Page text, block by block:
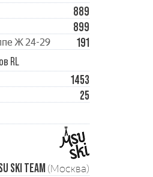
889
899
Ж 24-29
191
RL
1453
25
SKI TEAM (Москва)